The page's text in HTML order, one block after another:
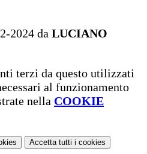
2024 da LUCIANO
terzi da questo utilizzati
al funzionamento
nella COOKIE
Accetta tutti i cookies